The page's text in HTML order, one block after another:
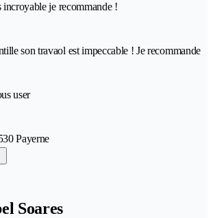
je recommande !
son travaol est impeccable ! Je recommande
user
Payerne
Soares